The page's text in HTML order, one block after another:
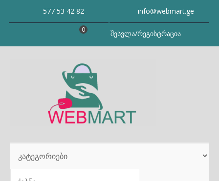
577 53 42 82 info@webmart.ge
შესვლა/რეგისტრაცია
0
SEARCH